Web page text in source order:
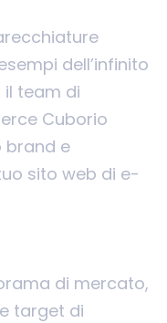
dell’infinito
il team di
Cuborio
brand e
sito web di e-
di mercato,
target di